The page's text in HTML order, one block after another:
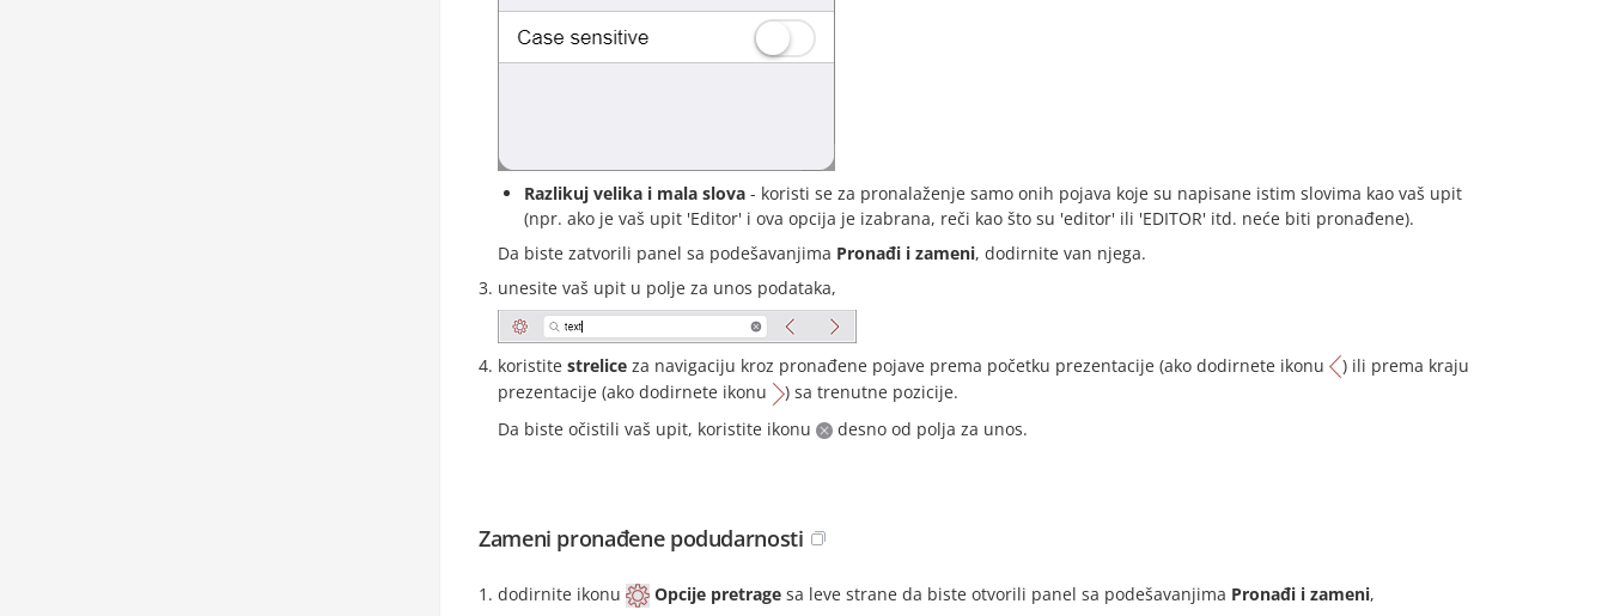
Razlikuj velika i mala slova - koristi se za pronalaženje samo onih pojava koje su napisane istim slovima kao vaš upit
(npr. ako je vaš upit 'Editor' i ova opcija je izabrana, reči kao što su 'editor' ili 'EDITOR' itd. neće biti pronađene).
Da biste zatvorili panel sa podešavanjima Pronađi i zameni, dodirnite van njega.
unesite vaš upit u polje za unos podataka,
koristite strelice za navigaciju kroz pronađene pojave prema početku prezentacije (ako dodirnete ikonu
) ili prema kraju
prezentacije (ako dodirnete ikonu
) sa trenutne pozicije.
Da biste očistili vaš upit, koristite ikonu
desno od polja za unos.
Zameni pronađene podudarnosti
dodirnite ikonu Opcije pretrage sa leve strane da biste otvorili panel sa podešavanjima Pronađi i zameni,